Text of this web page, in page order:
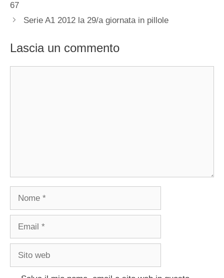
67
Serie A1 2012 la 29/a giornata in pillole
Lascia un commento